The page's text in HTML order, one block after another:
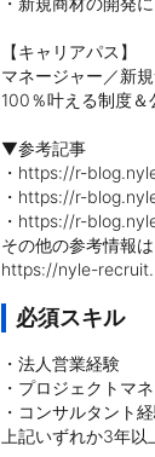
【キャリアパス】
マネージャー／新
100％叶える制度＆
▼参考記事
・https://r-
・https://r-
・https://r-
その他の参考情報
https://nyle-
必須スキル
・法人営業経験
・プロジェクトマ
・コンサルタント
上記いずれか3年以